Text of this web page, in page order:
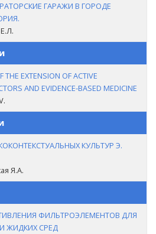
ГАРАЖИ В ГОРОДЕ
THE EXTENSION OF ACTIVE
AND EVIDENCE-BASED MEDICINE
КУЛЬТУР Э.
Я.А.
ФИЛЬТРОЭЛЕМЕНТОВ ДЛЯ
ЖИДКИХ СРЕД